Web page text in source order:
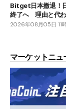
Bitget日本撤退！
終了へ 理由と代
2026年08月05日 11
マーケットニュ